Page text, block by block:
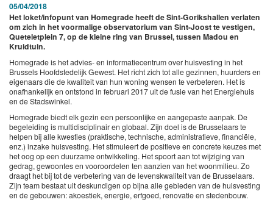
05/04/2018
Het loket/infopunt van Homegrade heeft de Sint-Gorikshallen verlaten
om zich in het voormalige observatorium van Sint-Joost te vestigen,
Queteletplein 7, op de kleine ring van Brussel, tussen Madou en
Kruidtuin.
Homegrade is het advies- en informatiecentrum over huisvesting in het
Brussels Hoofdstedelijk Gewest. Het richt zich tot alle gezinnen, huurders en
eigenaars die de kwaliteit van hun woning wensen te verbeteren. Het is
onafhankelijk en ontstond in februari 2017 uit de fusie van het Energiehuis
en de Stadswinkel.
Homegrade biedt elk gezin een persoonlijke en aangepaste aanpak. De
begeleiding is multidisciplinair en globaal. Zijn doel is de Brusselaars te
helpen bij alle kwesties (praktische, technische, administratieve, financiële,
enz.) inzake huisvesting. Het stimuleert de positieve en concrete keuzes met
het oog op een duurzame ontwikkeling. Het spoort aan tot wijziging van
gedrag, gewoontes en vooroordelen ten aanzien van het woonmilieu. Zo
draagt het bij tot de verbetering van de levenskwaliteit van de Brusselaars.
Zijn team bestaat uit deskundigen op bijna alle gebieden van de huisvesting
en de gebouwen: akoestiek, energie, erfgoed, renovatie en stedenbouw.